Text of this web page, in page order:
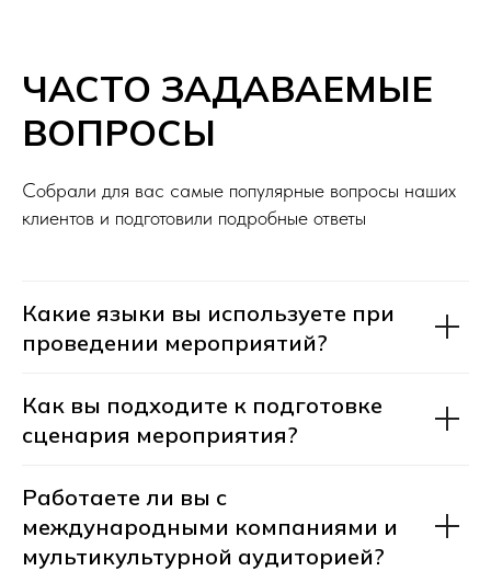
ЧАСТО ЗАДАВАЕМЫЕ
ВОПРОСЫ
Собрали для вас самые популярные вопросы наших
клиентов и подготовили подробные ответы
Какие языки вы используете при
проведении мероприятий?
Как вы подходите к подготовке
сценария мероприятия?
Работаете ли вы с
международными компаниями и
мультикультурной аудиторией?
Отправляя данные вы соглашаетесь с
Оставить заявку
order@topmoderator.ru
+7 495 211-05-91
Хотите сделать ваше мероприятие лучше?